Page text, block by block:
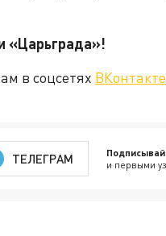
«Царьграда»!
в соцсетях ВКонтакте
ТЕЛЕГРАМ и первыми